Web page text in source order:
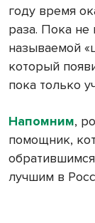
году время
раза. Пока не
называемой
который
пока только
Напомним,
помощник,
лучшим в